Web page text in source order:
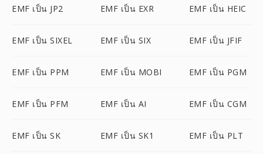
EMF เป็น JP2 EMF เป็น EXR EMF เป็น HEIC
EMF เป็น SIXEL EMF เป็น SIX EMF เป็น JFIF
EMF เป็น PPM EMF เป็น MOBI EMF เป็น PGM
EMF เป็น PFM EMF เป็น AI EMF เป็น CGM
EMF เป็น SK EMF เป็น SK1 EMF เป็น PLT